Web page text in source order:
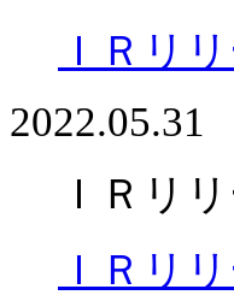
ＩＲリ
2022.05.31
ＩＲリ
ＩＲリ